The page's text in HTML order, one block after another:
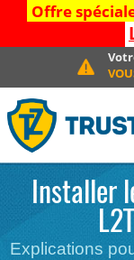
Offre
Installer
Explications